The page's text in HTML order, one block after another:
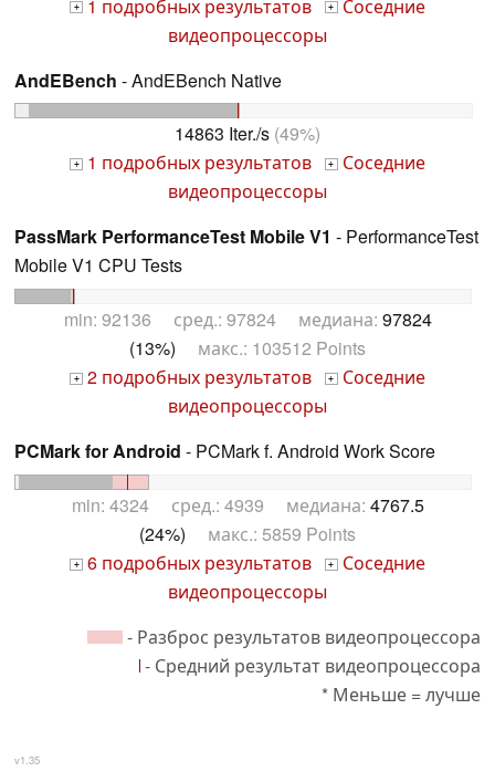
+ 1 подробных результатов + Соседние
видеопроцессоры
AndEBench - AndEBench Native
14863 Iter./s (49%)
+ 1 подробных результатов + Соседние
видеопроцессоры
PassMark PerformanceTest Mobile V1 - PerformanceTest
Mobile V1 CPU Tests
min: 92136 сред.: 97824 медиана: 97824
(13%) макс.: 103512 Points
+ 2 подробных результатов + Соседние
видеопроцессоры
PCMark for Android - PCMark f. Android Work Score
min: 4324 сред.: 4939 медиана: 4767.5
(24%) макс.: 5859 Points
+ 6 подробных результатов + Соседние
видеопроцессоры
- Разброс результатов видеопроцессора
- Средний результат видеопроцессора
* Меньше = лучше
v1.35